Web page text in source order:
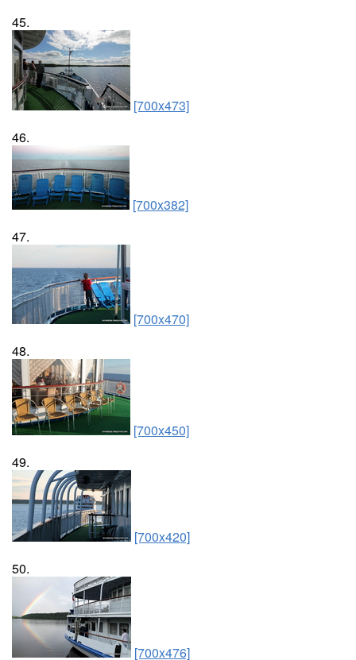
45.
[700x473]
46.
[700x382]
47.
[700x470]
48.
[700x450]
49.
[700x420]
50.
[700x476]